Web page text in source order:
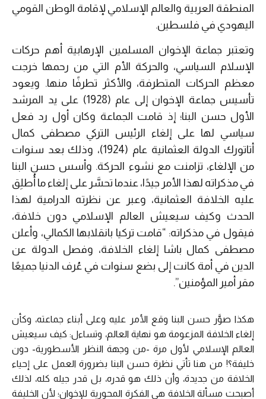
المنطقة العربية والعالم الإسلامي لإقامة الوطن القومي
اليهودي في فلسطين.
وتعتبر جماعة الإخوان المسلمين الإرهابية أهم حركات
الإسلام السياسي، والحركة الأم التي من رحمها خرجت
معظم الحركات المتطرفة، والأكثر تطرفًا منها. ويعود
تأسيس جماعة الإخوان إلى عام (1928) على يد المرشد
الأول حسن البنا؛ إذ قامت الجماعة وكان أول رد فعل
سياسي لها على إلغاء الرئيس التركي مصطفى كمال
أتاتورك الدولة العثمانية عام (1924)، وذلك بعد سنوات
من الإلغاء، تزامنت مع نشوء الحركة. وأسس حسن البنا
في مذكراته لهذا الأمر جيدًا، عندما تحسَّر على إلغاء ما أُطلِق
عليه الخلافة العثمانية، وعبر عن نظرته الدرامية لهذا
الحدث وكيف سيعيش العالم الإسلامي دون خلافة،
فيقول في مذكراته: “قامت تركيا بانقلابها الكمالي، وأعلن
مصطفى كمال باشا إلغاء الخلافة، وفصل الدولة عن
الدين في أمة كانت إلى بضع سنوات في عُرف الدنيا جميعًا
مقر أمير المؤمنين”.
هكذا صوَّر حسن البنا وقع الأمر عليه وعلى أبناء جماعته، وكأن
إلغاء الخلافة المزعومة هو نهاية العالم، وتساءل: كيف سيعيش
العالم الإسلامي لأول مرة -من وجهة النظر الأسطورية- دون
خليفة؟! من هنا تأتي نظرة حسن البنا بضرورة العمل على إحياء
الخلافة من جديدة، وأن ذلك هو قدره، بل قدر جيله كله، لذلك
أصبحت مسألة الخلافة هي الفكرة المحورية للإخوان؛ لأن الخليفة